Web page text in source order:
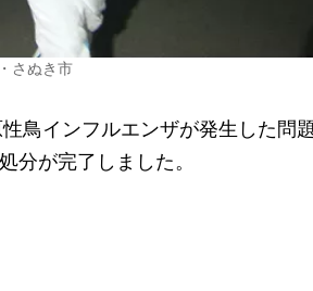
さぬき市
鳥インフルエンザが発生した問題
分が完了しました。